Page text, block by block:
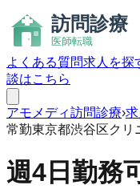
よくある質問求人を探
談はこちら
アモメディ訪問診療›
常勤東京都渋谷区クリ
週4日勤務